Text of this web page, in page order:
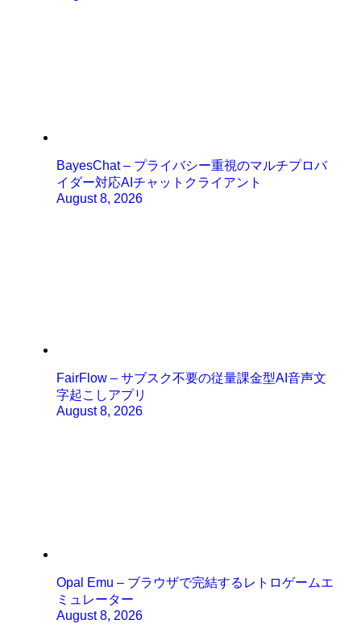
BayesChat – プライバシー重視のマルチプロバ
イダー対応AIチャットクライアント
August 8, 2026
FairFlow – サブスク不要の従量課金型AI音声文
字起こしアプリ
August 8, 2026
Opal Emu – ブラウザで完結するレトロゲームエ
ミュレーター
August 8, 2026